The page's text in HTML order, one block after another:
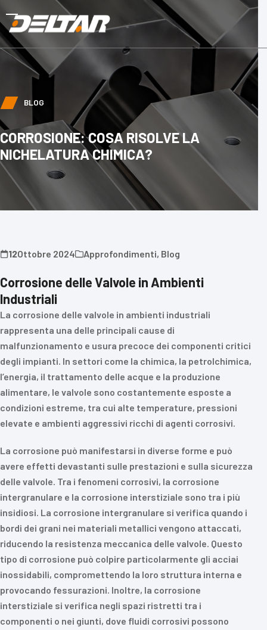
to
content
Open
mobile
menu
Close
mobile
menu
BLOG
CORROSIONE: COSA RISOLVE LA
NICHELATURA CHIMICA?
12Ottobre 2024 Approfondimenti, Blog
Corrosione delle Valvole in Ambienti
Industriali
La corrosione delle valvole in ambienti industriali
rappresenta una delle principali cause di
malfunzionamento e usura precoce dei componenti critici
degli impianti. In settori come la chimica, la petrolchimica,
l’energia, il trattamento delle acque e la produzione
alimentare, le valvole sono costantemente esposte a
condizioni estreme, tra cui alte temperature, pressioni
elevate e ambienti aggressivi ricchi di agenti corrosivi.
La corrosione può manifestarsi in diverse forme e può
avere effetti devastanti sulle prestazioni e sulla sicurezza
delle valvole. Tra i fenomeni corrosivi, la corrosione
intergranulare e la corrosione interstiziale sono tra i più
insidiosi. La corrosione intergranulare si verifica quando i
bordi dei grani nei materiali metallici vengono attaccati,
riducendo la resistenza meccanica delle valvole. Questo
tipo di corrosione può colpire particolarmente gli acciai
inossidabili, compromettendo la loro struttura interna e
provocando fessurazioni. Inoltre, la corrosione
interstiziale si verifica negli spazi ristretti tra i
componenti o nei giunti, dove fluidi corrosivi possono